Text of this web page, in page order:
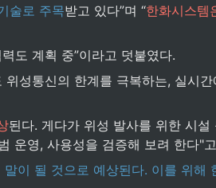
술로 주목받고 있다”며 “한화시스템
도 계획 중”이라고 덧붙였다.
성통신의 한계를 극복하는, 실시
된다. 게다가 위성 발사를 위한 시
운영, 사용성을 검증해 보려 한다"
이 될 것으로 예상된다. 이를 위